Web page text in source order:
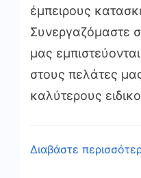
έμπειρους
Συνεργαζόμαστε
μας
στους πελάτες
καλύτερους
Διαβάστε